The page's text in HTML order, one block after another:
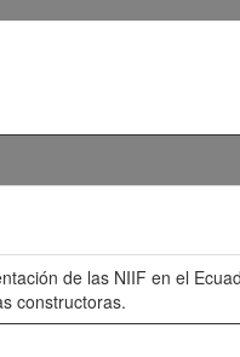
de las NIIF en el
constructoras.